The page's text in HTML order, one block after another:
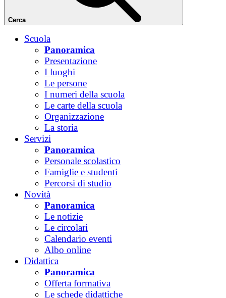
Cerca
Scuola
Panoramica
Presentazione
I luoghi
Le persone
I numeri della scuola
Le carte della scuola
Organizzazione
La storia
Servizi
Panoramica
Personale scolastico
Famiglie e studenti
Percorsi di studio
Novità
Panoramica
Le notizie
Le circolari
Calendario eventi
Albo online
Didattica
Panoramica
Offerta formativa
Le schede didattiche